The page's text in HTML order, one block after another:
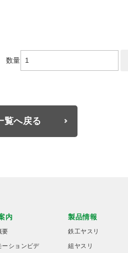
数量
覧へ戻る
内
要
ーションビデ
製品情報
鉄工ヤスリ
組ヤスリ